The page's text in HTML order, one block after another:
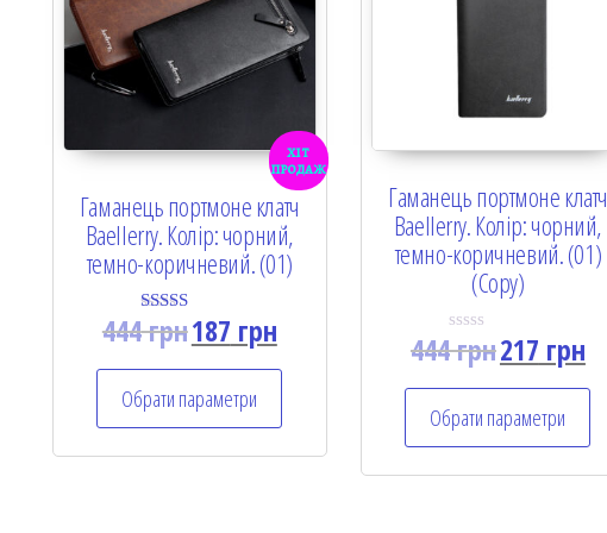
хіт
продаж
Гаманець портмоне клатч
Baellerry. Колір: чорний,
темно-коричневий. (01)
Rated
5.00
444грн187 грн
Обрати параметри
Гаманець портмоне клатч
Baellerry. Колір: чорний,
темно-коричневий. (01)
(Copy)
R
a
d
0
o
u
444грн217 грн
Обрати параметри